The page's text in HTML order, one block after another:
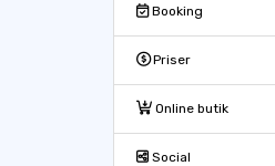
Booking
Priser
Online butik
Social